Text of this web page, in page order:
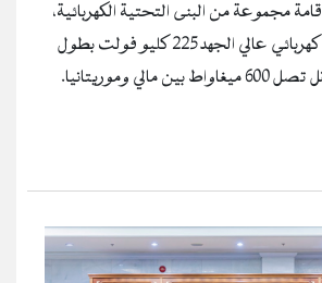
مجموعة من البنى التحتية الكهربائية،
من ضمنها خط نقل كهربائي عالي الجهد 225 كليو فولت بطول